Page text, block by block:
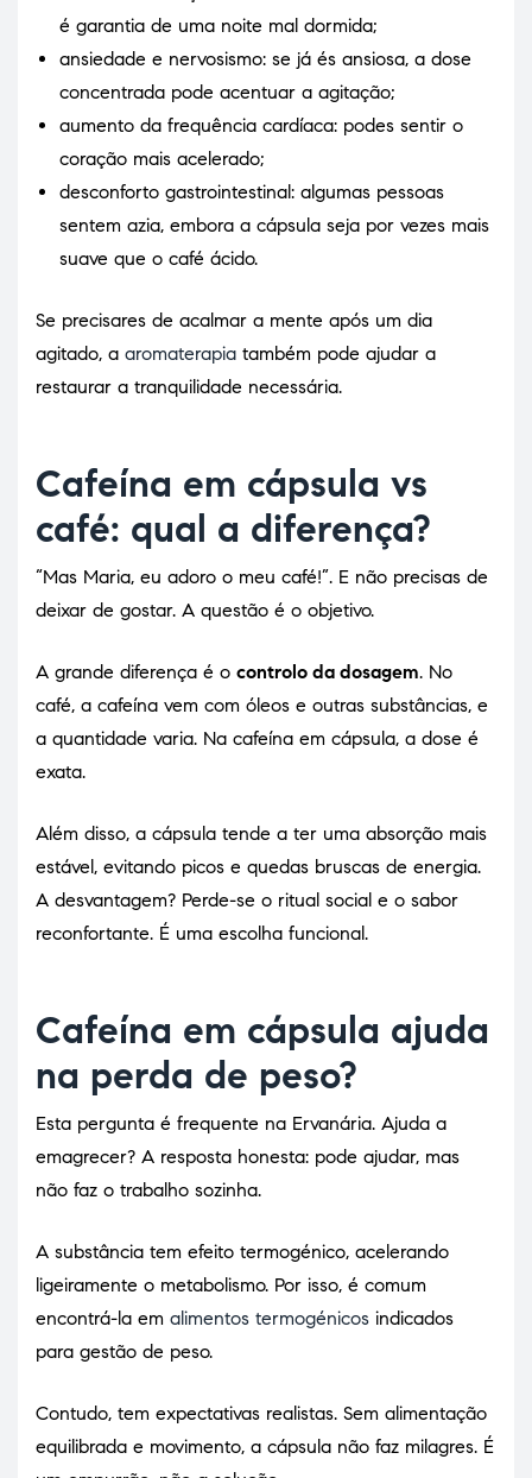
é garantia de uma noite mal dormida;
ansiedade e nervosismo: se já és ansiosa, a dose
concentrada pode acentuar a agitação;
aumento da frequência cardíaca: podes sentir o
coração mais acelerado;
desconforto gastrointestinal: algumas pessoas
sentem azia, embora a cápsula seja por vezes mais
suave que o café ácido.
Se precisares de acalmar a mente após um dia
agitado, a aromaterapia também pode ajudar a
restaurar a tranquilidade necessária.
Cafeína em cápsula vs
café: qual a diferença?
“Mas Maria, eu adoro o meu café!”. E não precisas de
deixar de gostar. A questão é o objetivo.
A grande diferença é o controlo da dosagem. No
café, a cafeína vem com óleos e outras substâncias, e
a quantidade varia. Na cafeína em cápsula, a dose é
exata.
Além disso, a cápsula tende a ter uma absorção mais
estável, evitando picos e quedas bruscas de energia.
A desvantagem? Perde-se o ritual social e o sabor
reconfortante. É uma escolha funcional.
Cafeína em cápsula ajuda
na perda de peso?
Esta pergunta é frequente na Ervanária. Ajuda a
emagrecer? A resposta honesta: pode ajudar, mas
não faz o trabalho sozinha.
A substância tem efeito termogénico, acelerando
ligeiramente o metabolismo. Por isso, é comum
encontrá-la em alimentos termogénicos indicados
para gestão de peso.
Contudo, tem expectativas realistas. Sem alimentação
equilibrada e movimento, a cápsula não faz milagres. É